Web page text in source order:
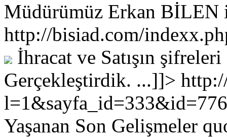
Müdürümüz Erkan BİLEN
http://bisiad.com/
İhracat ve Satışın
Gerçekleştirdik. ...]]>
Yaşanan Son Gelişmeler